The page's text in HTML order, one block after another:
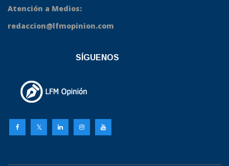
Atención a Medios:
redaccion@lfmopinion.com
SÍGUENOS